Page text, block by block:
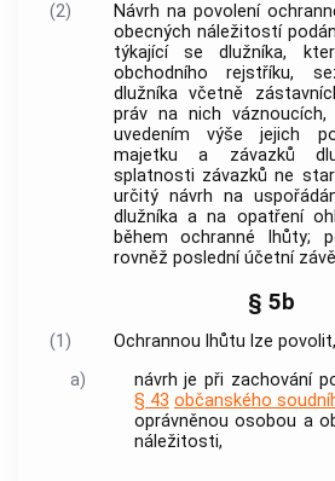
(2)
Návrh na povolení
obecných náležitostí
týkající se dlužníka,
obchodního rejstříku,
dlužníka včetně
práv na nich
uvedením výše jejich
majetku a závazků
splatnosti závazků ne
určitý návrh na
dlužníka a na opatření
během ochranné lhůty;
rovněž poslední účetní
§ 5b
(1)
Ochrannou lhůtu lze
a)
návrh je při zachování
§ 43 občanského
oprávněnou osobou a
náležitosti,